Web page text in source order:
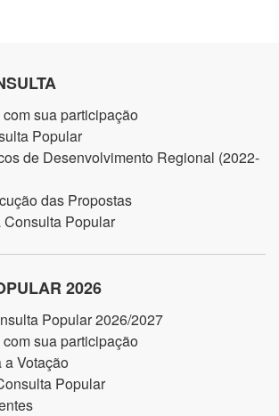
sua participação
Popular
de Desenvolvimento Regional (2022-
das Propostas
Popular
2026
Popular 2026/2027
sua participação
a Votação
Popular